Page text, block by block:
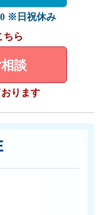
※日祝休み
ちら
談
ります